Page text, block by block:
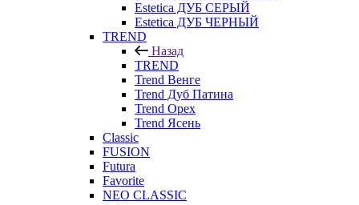
Estetica ДУБ СЕРЫЙ
Estetica ДУБ ЧЕРНЫЙ
TREND
Назад
TREND
Trend Венге
Trend Дуб Патина
Trend Орех
Trend Ясень
Classic
FUSION
Futura
Favorite
NEO CLASSIC